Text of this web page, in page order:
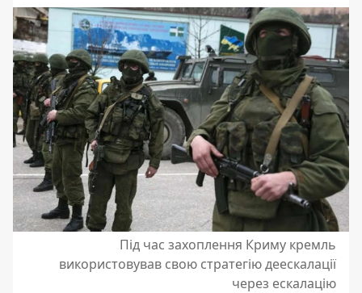
Під час захоплення Криму кремль
використовував свою стратегію деескалації
через ескалацію